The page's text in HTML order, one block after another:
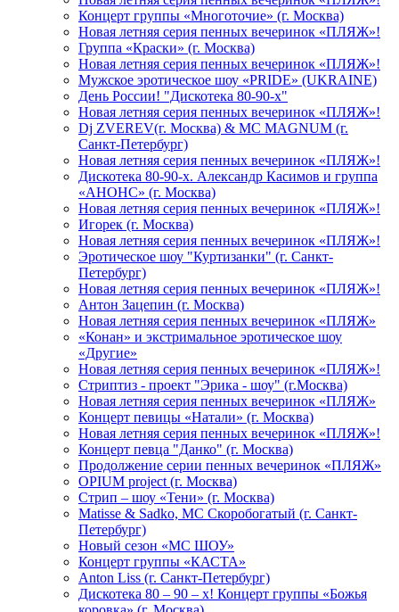
Концерт группы «Многоточие» (г. Москва)
Новая летняя серия пенных вечеринок «ПЛЯЖ»!
Группа «Краски» (г. Москва)
Новая летняя серия пенных вечеринок «ПЛЯЖ»!
Мужское эротическое шоу «PRIDE» (UKRAINE)
День России! "Дискотека 80-90-х"
Новая летняя серия пенных вечеринок «ПЛЯЖ»!
Dj ZVEREV(г. Москва) & MC MAGNUM (г.
Санкт-Петербург)
Новая летняя серия пенных вечеринок «ПЛЯЖ»!
Дискотека 80-90-х. Александр Касимов и группа
«АНОНС» (г. Москва)
Новая летняя серия пенных вечеринок «ПЛЯЖ»!
Игорек (г. Москва)
Новая летняя серия пенных вечеринок «ПЛЯЖ»!
Эротическое шоу "Куртизанки" (г. Санкт-
Петербург)
Новая летняя серия пенных вечеринок «ПЛЯЖ»!
Антон Зацепин (г. Москва)
Новая летняя серия пенных вечеринок «ПЛЯЖ»
«Конан» и экстримальное эротическое шоу
«Другие»
Новая летняя серия пенных вечеринок «ПЛЯЖ»!
Стриптиз - проект "Эрика - шоу" (г.Москва)
Новая летняя серия пенных вечеринок «ПЛЯЖ»
Концерт певицы «Натали» (г. Москва)
Новая летняя серия пенных вечеринок «ПЛЯЖ»!
Концерт певца "Данко" (г. Москва)
Продолжение серии пенных вечеринок «ПЛЯЖ»
OPIUM project (г. Москва)
Стрип – шоу «Тени» (г. Москва)
Matissе & Sadko, MC Скоробогатый (г. Санкт-
Петербург)
Новый сезон «МС ШОУ»
Концерт группы «КАСТА»
Anton Liss (г. Санкт-Петербург)
Дискотека 80 – 90 – х! Концерт группы «Божья